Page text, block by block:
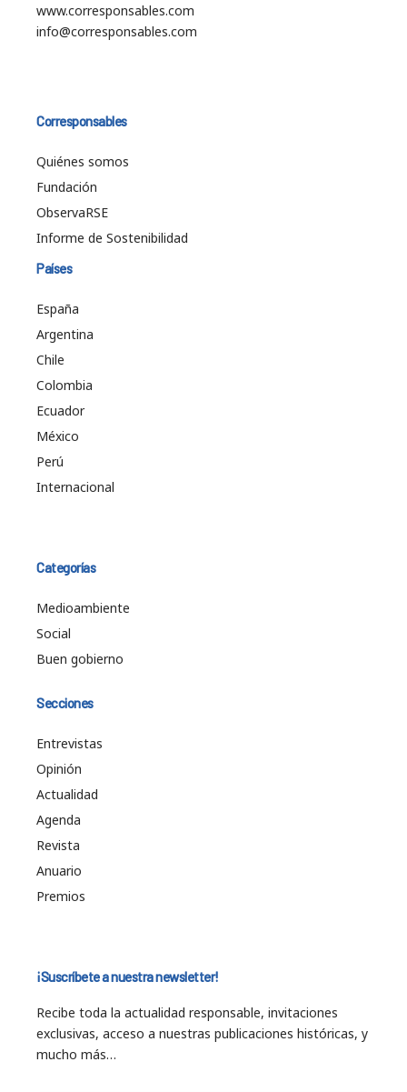
www.corresponsables.com
info@corresponsables.com
Corresponsables
Quiénes somos
Fundación
ObservaRSE
Informe de Sostenibilidad
Países
España
Argentina
Chile
Colombia
Ecuador
México
Perú
Internacional
Categorías
Medioambiente
Social
Buen gobierno
Secciones
Entrevistas
Opinión
Actualidad
Agenda
Revista
Anuario
Premios
¡Suscríbete a nuestra newsletter!
Recibe toda la actualidad responsable, invitaciones
exclusivas, acceso a nuestras publicaciones históricas, y
mucho más…